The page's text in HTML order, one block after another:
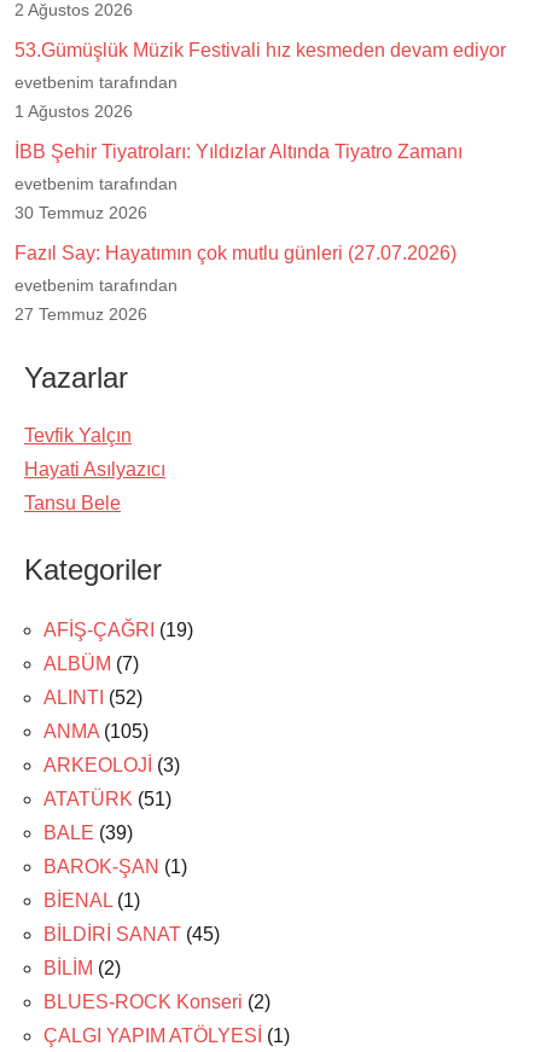
2 Ağustos 2026
53.Gümüşlük Müzik Festivali hız kesmeden devam ediyor
evetbenim tarafından
1 Ağustos 2026
İBB Şehir Tiyatroları: Yıldızlar Altında Tiyatro Zamanı
evetbenim tarafından
30 Temmuz 2026
Fazıl Say: Hayatımın çok mutlu günleri (27.07.2026)
evetbenim tarafından
27 Temmuz 2026
Yazarlar
Tevfik Yalçın
Hayati Asılyazıcı
Tansu Bele
Kategoriler
AFİŞ-ÇAĞRI (19)
ALBÜM (7)
ALINTI (52)
ANMA (105)
ARKEOLOJİ (3)
ATATÜRK (51)
BALE (39)
BAROK-ŞAN (1)
BİENAL (1)
BİLDİRİ SANAT (45)
BİLİM (2)
BLUES-ROCK Konseri (2)
ÇALGI YAPIM ATÖLYESİ (1)